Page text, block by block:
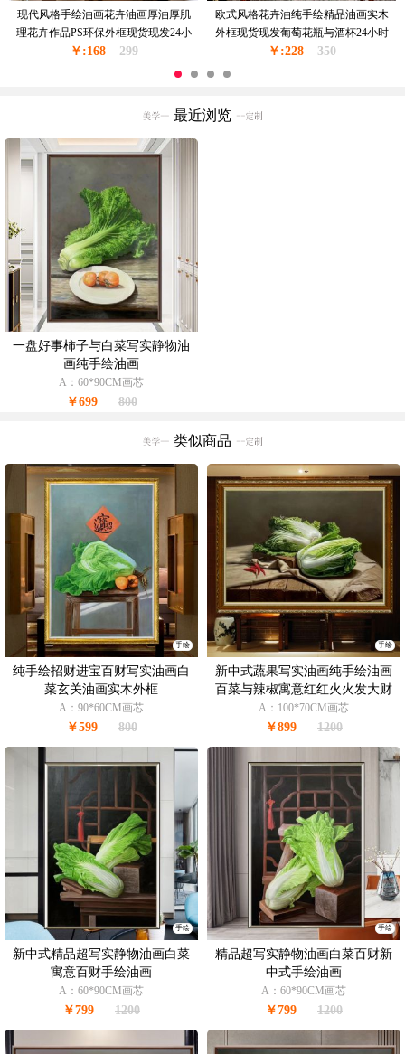
纯手绘玫瑰花印象花卉油画卧室挂画
PS环保外框24小时之内发货
￥:168 299
纯手绘精品花卉油画餐厅挂画PS外框
24小时之内发货
￥:168 299
最近浏览
一盘好事柿子与白菜写实静物油
画纯手绘油画
A：60*90CM画芯
￥699 800
类似商品
手绘
纯手绘招财进宝百财写实油画白
菜玄关油画实木外框
A：90*60CM画芯
￥599 800
手绘
新中式蔬果写实油画纯手绘油画
百菜与辣椒寓意红红火火发大财
A：100*70CM画芯
￥899 1200
手绘
新中式精品超写实静物油画白菜
寓意百财手绘油画
A：60*90CM画芯
￥799 1200
手绘
精品超写实静物油画白菜百财新
中式手绘油画
A：60*90CM画芯
￥799 1200